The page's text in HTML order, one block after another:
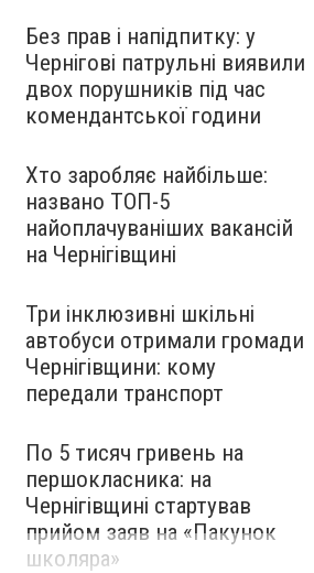
Без прав і напідпитку: у
Чернігові патрульні виявили
двох порушників під час
комендантської години
Хто заробляє найбільше:
названо ТОП-5
найоплачуваніших вакансій
на Чернігівщині
Три інклюзивні шкільні
автобуси отримали громади
Чернігівщини: кому
передали транспорт
По 5 тисяч гривень на
першокласника: на
Чернігівщині стартував
прийом заяв на «Пакунок
школяра»